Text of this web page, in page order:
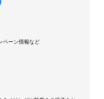
ペーン情報など